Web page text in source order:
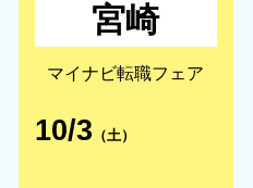
宮崎
マイナビ転職フェア
10/3 （土）